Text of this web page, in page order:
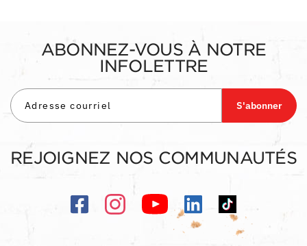
ABONNEZ-VOUS À NOTRE
INFOLETTRE
S'abonner
REJOIGNEZ NOS COMMUNAUTÉS